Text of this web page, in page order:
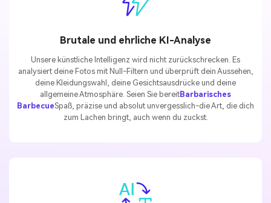
Brutale und ehrliche KI-Analyse
Unsere künstliche Intelligenz wird nicht zurückschrecken. Es
analysiert deine Fotos mit Null-Filtern und überprüft dein Aussehen,
deine Kleidungswahl, deine Gesichtsausdrücke und deine
allgemeine Atmosphäre. Seien Sie bereitBarbarisches
BarbecueSpaß, präzise und absolut unvergesslich-die Art, die dich
zum Lachen bringt, auch wenn du zuckst.